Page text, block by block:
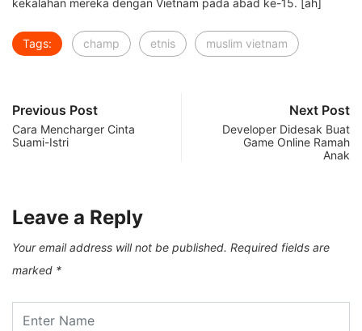
kekalahan mereka dengan Vietnam pada abad ke-15. [ah]
Tags: champ etnis muslim vietnam
Previous Post
Cara Mencharger Cinta
Suami-Istri
Next Post
Developer Didesak Buat
Game Online Ramah
Anak
Leave a Reply
Your email address will not be published. Required fields are
marked *